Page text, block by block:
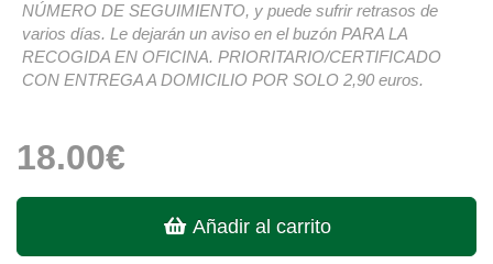
NÚMERO DE SEGUIMIENTO, y puede sufrir retrasos de
varios días. Le dejarán un aviso en el buzón PARA LA
RECOGIDA EN OFICINA. PRIORITARIO/CERTIFICADO
CON ENTREGA A DOMICILIO POR SOLO 2,90 euros.
18.00€
Añadir al carrito